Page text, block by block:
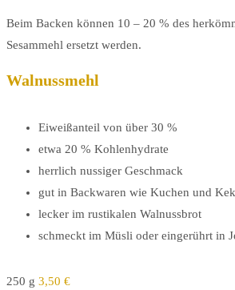
Beim Backen können 10 – 20 % des
Sesammehl ersetzt werden.
Walnussmehl
Eiweißanteil von über 30 %
etwa 20 % Kohlenhydrate
herrlich nussiger Geschmack
gut in Backwaren wie Kuchen und
lecker im rustikalen Walnussbrot
schmeckt im Müsli oder eingerührt in
250 g 3,50 €